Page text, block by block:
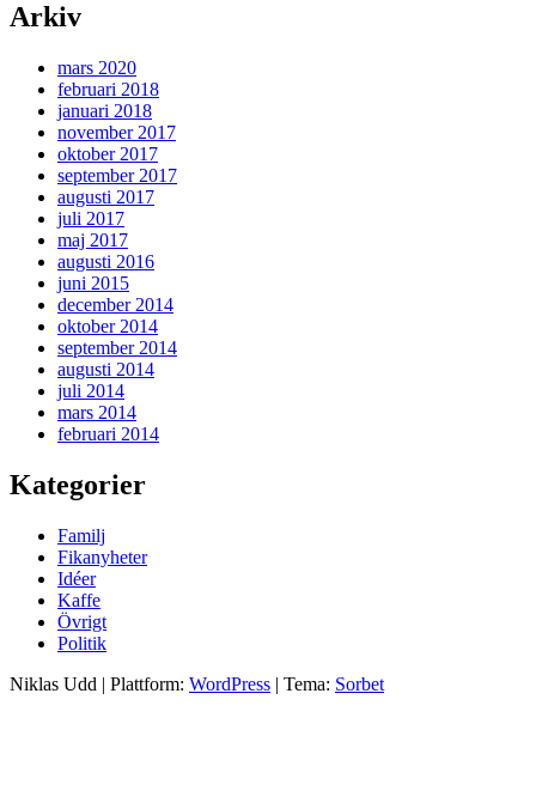
Arkiv
mars 2020
februari 2018
januari 2018
november 2017
oktober 2017
september 2017
augusti 2017
juli 2017
maj 2017
augusti 2016
juni 2015
december 2014
oktober 2014
september 2014
augusti 2014
juli 2014
mars 2014
februari 2014
Kategorier
Familj
Fikanyheter
Idéer
Kaffe
Övrigt
Politik
Niklas Udd | Plattform: WordPress | Tema: Sorbet